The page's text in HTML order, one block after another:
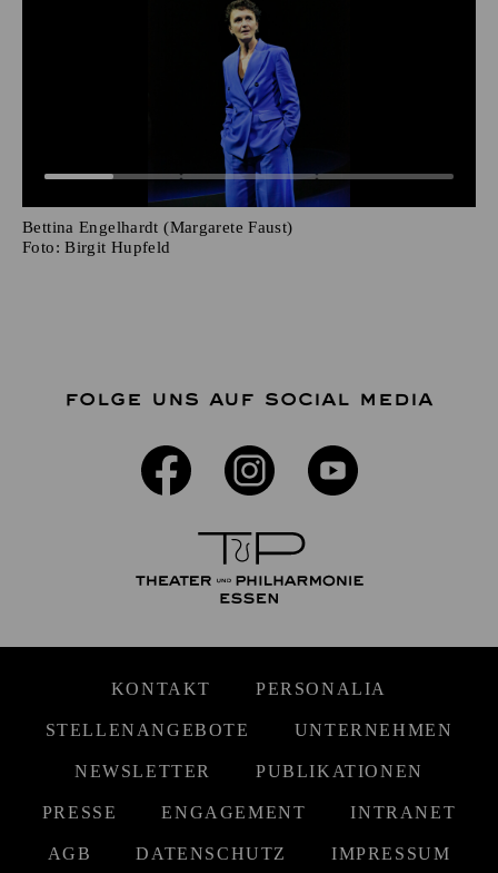
Bettina Engelhardt (Margarete Faust)
Foto: Birgit Hupfeld
FOLGE UNS AUF SOCIAL MEDIA
KONTAKT PERSONALIA
STELLENANGEBOTE UNTERNEHMEN
NEWSLETTER PUBLIKATIONEN
PRESSE ENGAGEMENT INTRANET
AGB DATENSCHUTZ IMPRESSUM